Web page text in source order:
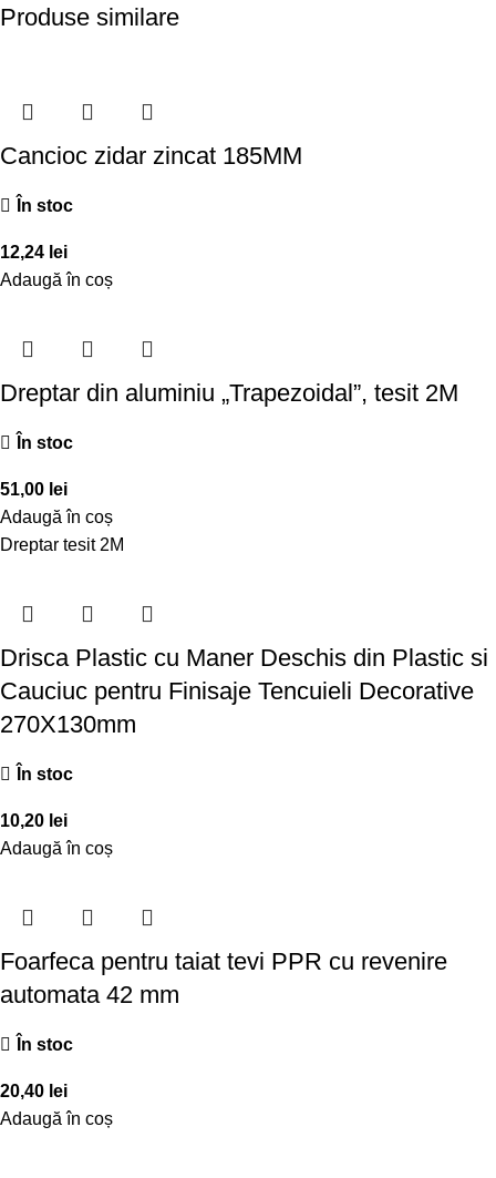
Produse similare
Cancioc zidar zincat 185MM
În stoc
12,24 lei
Adaugă în coș
Dreptar din aluminiu „Trapezoidal”, tesit 2M
În stoc
51,00 lei
Adaugă în coș
Dreptar tesit 2M
Drisca Plastic cu Maner Deschis din Plastic si
Cauciuc pentru Finisaje Tencuieli Decorative
270X130mm
În stoc
10,20 lei
Adaugă în coș
Foarfeca pentru taiat tevi PPR cu revenire
automata 42 mm
În stoc
20,40 lei
Adaugă în coș